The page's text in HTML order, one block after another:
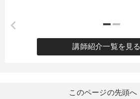
講師紹介一覧を見る
このページの先頭へ